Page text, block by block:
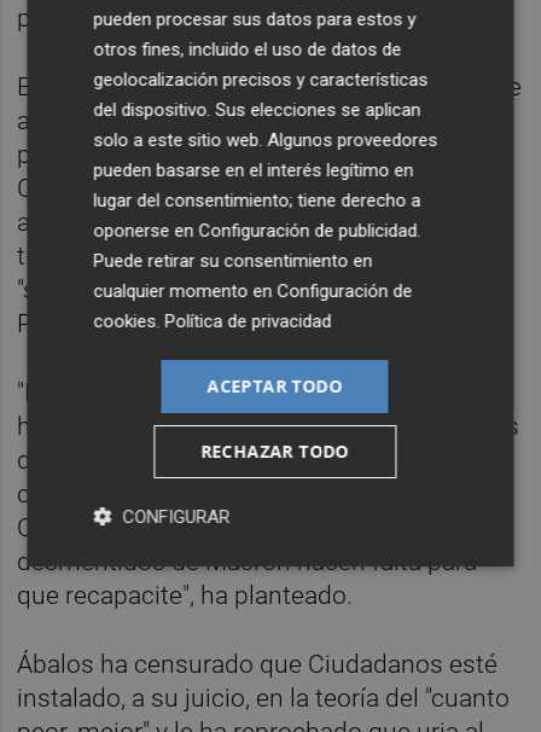
prospere.
En primer lugar, Ábalos ha citado al PP. "Debe
abstenerse, no es ni puede jugar a ser un
partido antisistema", ha advertido. A
Ciudadanos, en cambio, le ha reclamado su
abstención o incluso su voto a favor, al
tiempo que ha demandado a Rivera que
"salga de su laberinto" porque su "veto al
PSOE es incomprensible".
"Le pedimos que escuche a su partido. Se lo
han dicho fundadores de su partido, algunos
de sus grandes fichajes y sus
correligionarios liberales en el extranjero.
Cuántos Valls, Roldán y Nart y cuántos
desmentidos de Macron hacen falta para
que recapacite", ha planteado.
Ábalos ha censurado que Ciudadanos esté
instalado, a su juicio, en la teoría del "cuanto
pueden procesar sus datos para estos y
otros fines, incluido el uso de datos de
geolocalización precisos y características
del dispositivo. Sus elecciones se aplican
solo a este sitio web. Algunos proveedores
pueden basarse en el interés legítimo en
lugar del consentimiento; tiene derecho a
oponerse enConfiguración de publicidad.
Puede retirar su consentimiento en
cualquier momento enConfiguración de
cookies.Política de privacidad
ACEPTAR TODO
RECHAZAR TODO
CONFIGURAR